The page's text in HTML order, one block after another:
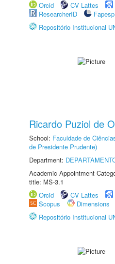
Orcid
CV Lattes
ResearcherID
Fapesp
Repositório Institucional
Ricardo Puziol de
School: Faculdade de
de Presidente Prudente)
Department:
Academic Appointment
title: MS-3.1
Orcid
CV Lattes
Scopus
Dimensions
Repositório Institucional